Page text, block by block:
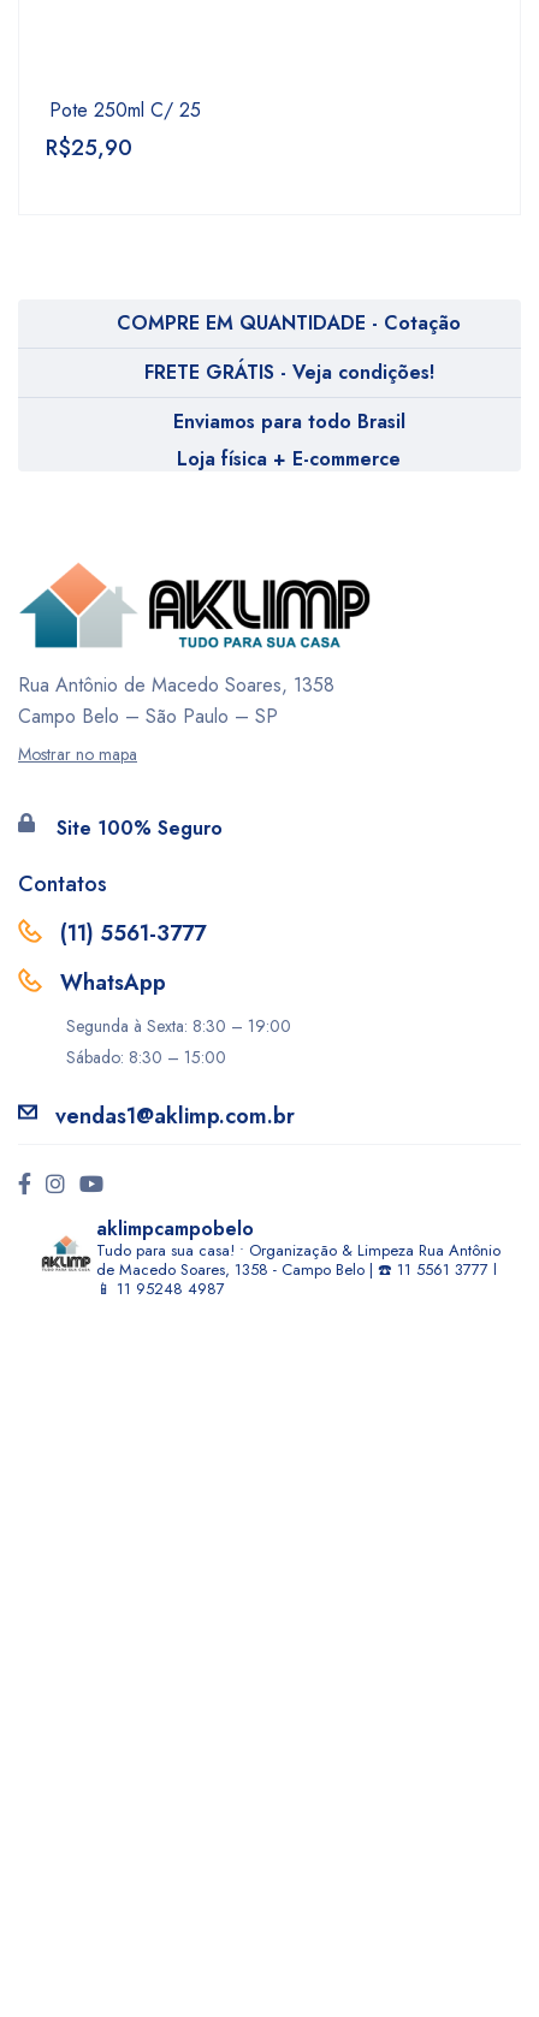
Pote 250ml C/ 25
R$25,90
COMPRE EM QUANTIDADE - Cotação
FRETE GRÁTIS - Veja condições!
Enviamos para todo Brasil
Loja física + E-commerce
Rua Antônio de Macedo Soares, 1358
Campo Belo – São Paulo – SP
Mostrar no mapa
Site 100% Seguro
Contatos
(11) 5561-3777
WhatsApp
Segunda à Sexta: 8:30 – 19:00
Sábado: 8:30 – 15:00
vendas1@aklimp.com.br
aklimpcampobelo
Tudo para sua casa! • Organização & Limpeza Rua Antônio
de Macedo Soares, 1358 - Campo Belo | ☎️ 11 5561 3777 l
📱 11 95248 4987